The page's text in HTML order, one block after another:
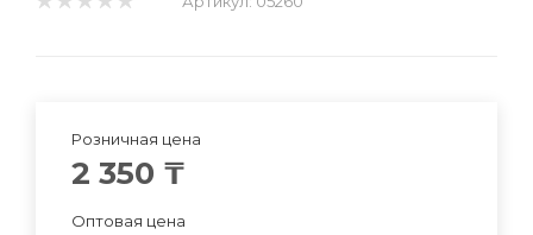
Розничная цена
2 350 ₸
Оптовая цена